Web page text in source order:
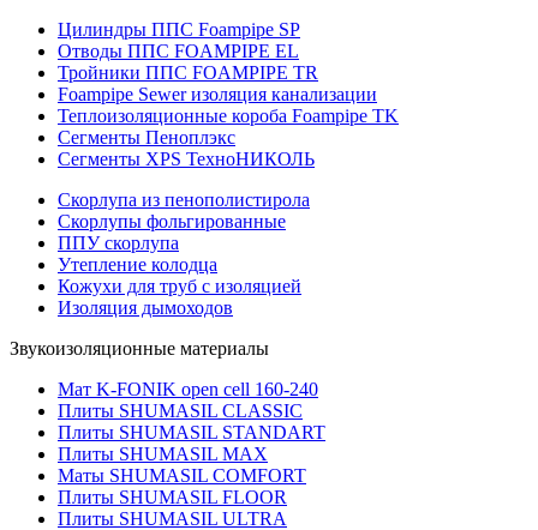
Цилиндры ППС Foampipe SP
Отводы ППС FOAMPIPE EL
Тройники ППС FOAMPIPE TR
Foampipe Sewer изоляция канализации
Теплоизоляционные короба Foampipe TK
Сегменты Пеноплэкс
Сегменты XPS ТехноНИКОЛЬ
Скорлупа из пенополистирола
Скорлупы фольгированные
ППУ скорлупа
Утепление колодца
Кожухи для труб с изоляцией
Изоляция дымоходов
Звукоизоляционные материалы
Мат K-FONIK open cell 160-240
Плиты SHUMASIL CLASSIC
Плиты SHUMASIL STANDART
Плиты SHUMASIL MAX
Маты SHUMASIL COMFORT
Плиты SHUMASIL FLOOR
Плиты SHUMASIL ULTRA